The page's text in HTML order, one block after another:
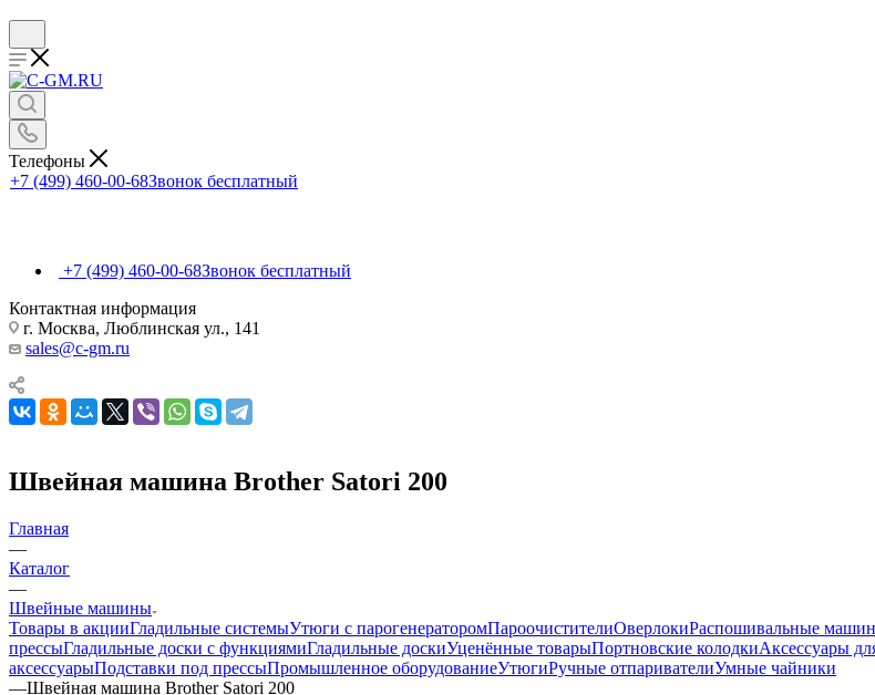
Телефоны
+7 (499) 460-00-68Звонок бесплатный
+7 (499) 460-00-68Звонок бесплатный
Контактная информация
г. Москва, Люблинская ул., 141
sales@c-gm.ru
Швейная машина Brother Satori 200
Главная
—
Каталог
—
Швейные машины
Товары в акцииГладильные системыУтюги с парогенераторомПароочистителиОверлокиРаспошивальные
прессыГладильные доски с функциямиГладильные доскиУценённые товарыПортновские колодкиАксессуары
аксессуарыПодставки под прессыПромышленное оборудованиеУтюгиРучные отпаривателиУмные чайники
—Швейная машина Brother Satori 200